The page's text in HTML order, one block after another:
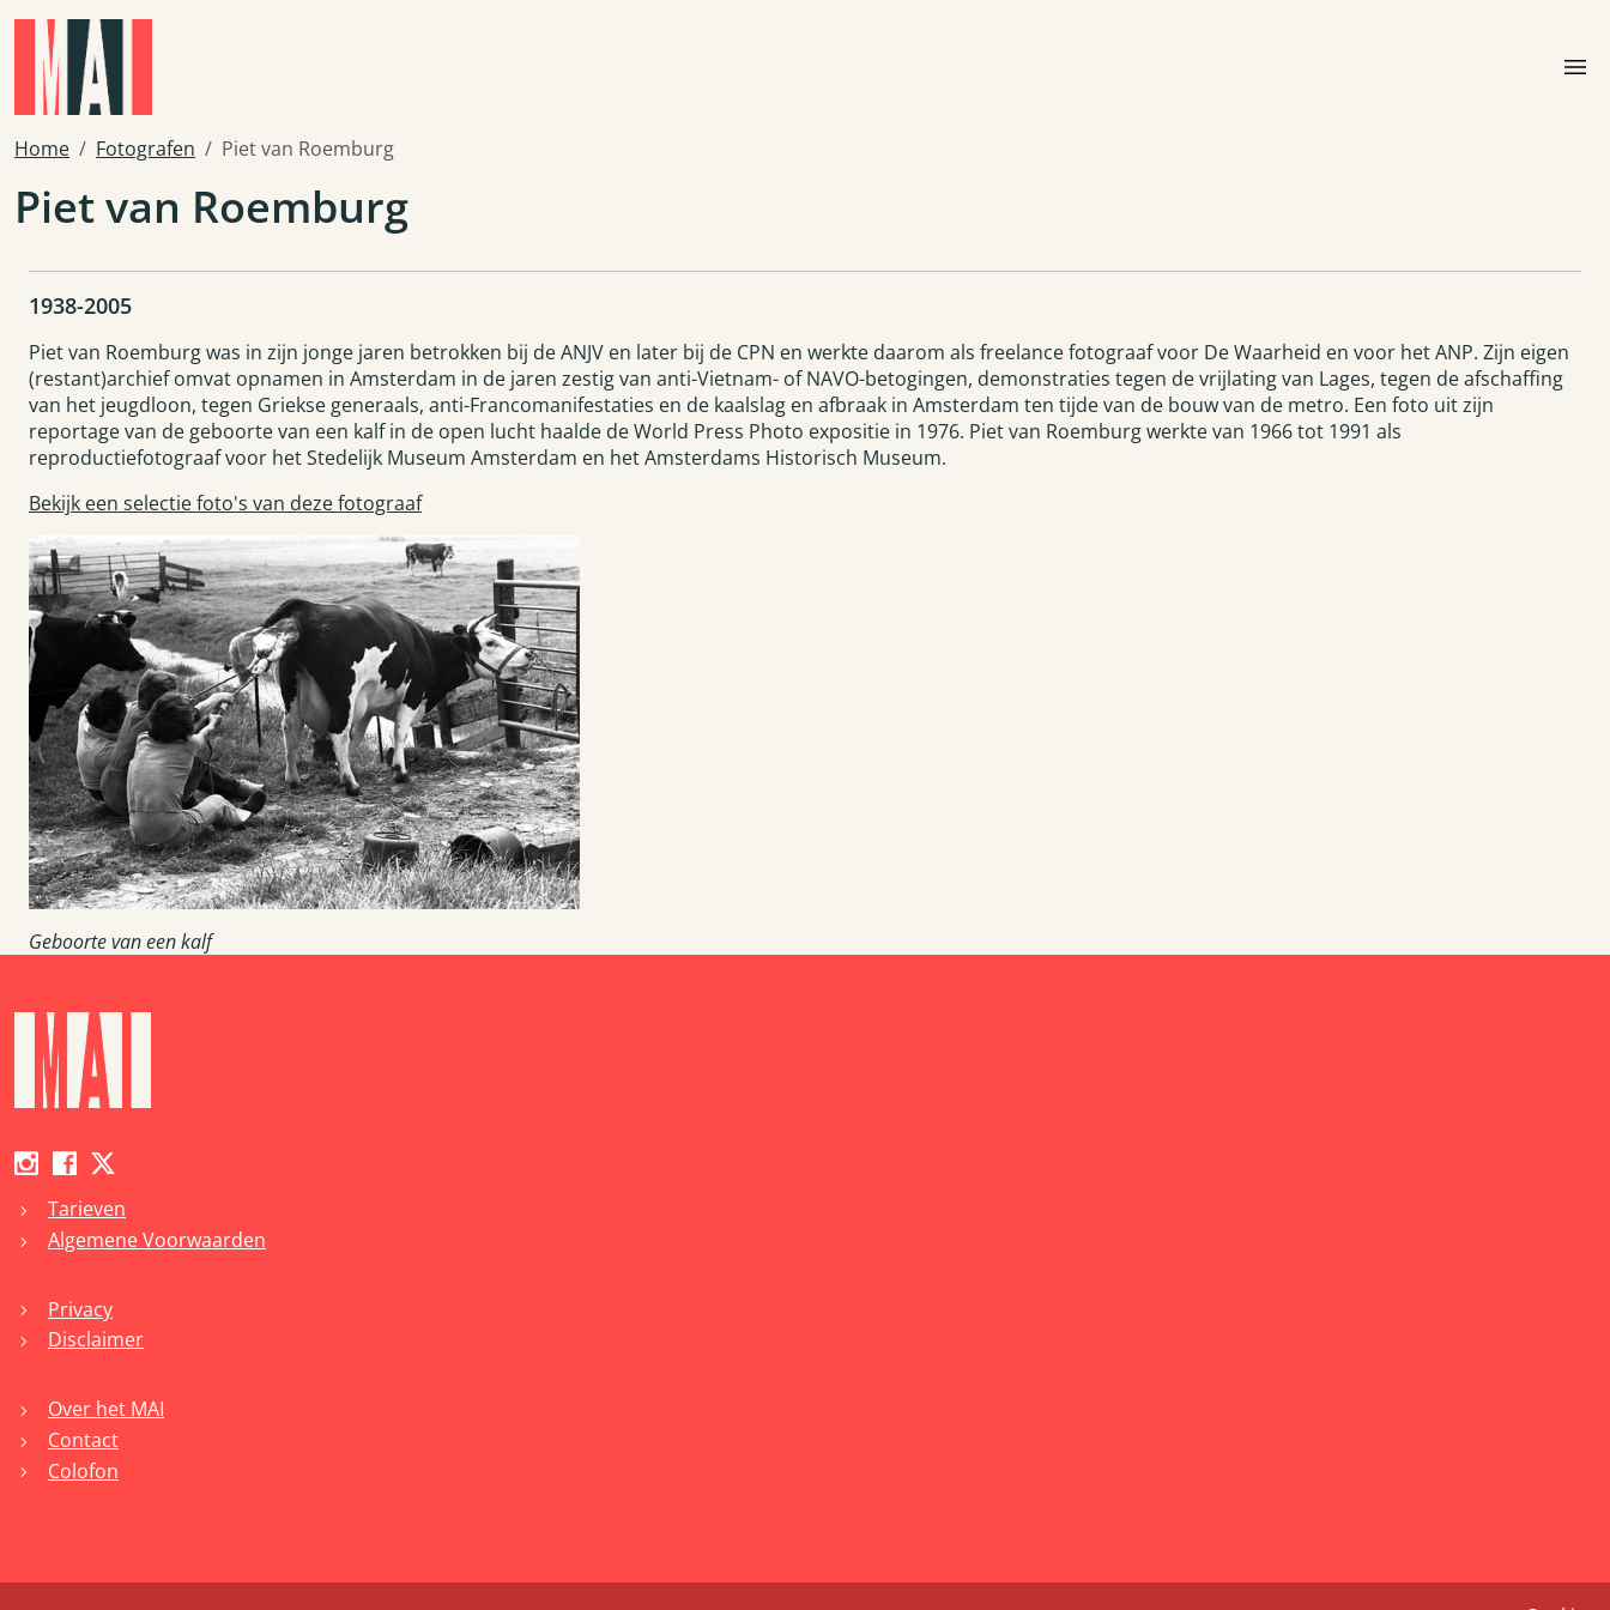
Skip to main content
menu
Home Fotografen Piet van Roemburg
Piet van Roemburg
1938-2005
Piet van Roemburg was in zijn jonge jaren betrokken bij de ANJV en later bij de CPN en werkte daarom als freelance fotograaf voor De Waarheid en voor het ANP. Zijn eigen
(restant)archief omvat opnamen in Amsterdam in de jaren zestig van anti-Vietnam- of NAVO-betogingen, demonstraties tegen de vrijlating van Lages, tegen de afschaffing
van het jeugdloon, tegen Griekse generaals, anti-Francomanifestaties en de kaalslag en afbraak in Amsterdam ten tijde van de bouw van de metro. Een foto uit zijn
reportage van de geboorte van een kalf in de open lucht haalde de World Press Photo expositie in 1976. Piet van Roemburg werkte van 1966 tot 1991 als
reproductiefotograaf voor het Stedelijk Museum Amsterdam en het Amsterdams Historisch Museum.
Bekijk een selectie foto's van deze fotograaf
Geboorte van een kalf
chevron_right Tarieven
chevron_right Algemene Voorwaarden
chevron_right Privacy
chevron_right Disclaimer
chevron_right Over het MAI
chevron_right Contact
chevron_right Colofon